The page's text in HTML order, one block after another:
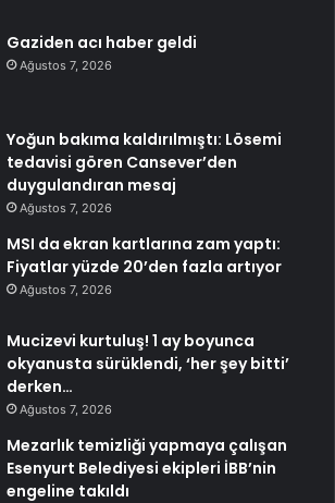
Gaziden acı haber geldi
Ağustos 7, 2026
Yoğun bakıma kaldırılmıştı: Lösemi
tedavisi gören Cansever’den
duygulandıran mesaj
Ağustos 7, 2026
MSI da ekran kartlarına zam yaptı:
Fiyatlar yüzde 20’den fazla artıyor
Ağustos 7, 2026
Mucizevi kurtuluş! 1 ay boyunca
okyanusta sürüklendi, ‘her şey bitti’
derken…
Ağustos 7, 2026
Mezarlık temizliği yapmaya çalışan
Esenyurt Belediyesi ekipleri İBB’nin
engeline takıldı